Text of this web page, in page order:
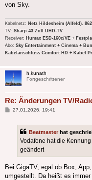
von Sky.
Kabelnetz: Netz Hildesheim (Alfeld).
TV: Sharp 43 Zoll UHD-TV
Receiver: Humax ESD-160c/VE +
Abo: Sky Entertainment + Cinema +
Kabelanschluss Comfort HD + Kabel
h.kunath
Fortgeschrittener
Re: Änderungen TV/
Beitrag
27.01.2026, 19:41
Beatmaster hat
Vodafone hat die
geändert
Bei GigaTV, egal ob Box,
umgestellt. Da heißt es